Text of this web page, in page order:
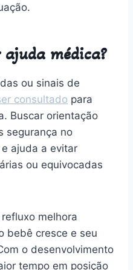
médica?
ou sinais de
consultado para
Buscar orientação
segurança no
ajuda a evitar
ou equivocadas
melhora
bebê cresce e seu
o desenvolvimento
tempo em posição